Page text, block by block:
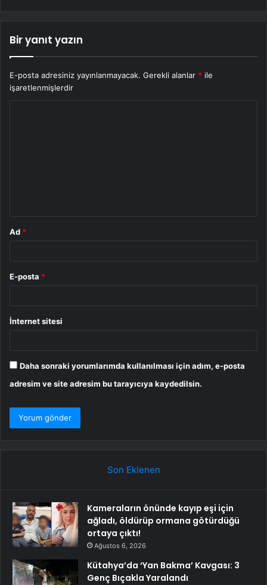
Bir yanıt yazın
E-posta adresiniz yayınlanmayacak. Gerekli alanlar * ile
işaretlenmişlerdir
Ad *
E-posta *
İnternet sitesi
Daha sonraki yorumlarımda kullanılması için adım, e-posta
adresim ve site adresim bu tarayıcıya kaydedilsin.
Son Eklenen
Kameraların önünde kayıp eşi için
ağladı, öldürüp ormana götürdüğü
ortaya çıktı!
Ağustos 6, 2026
Kütahya’da ‘Yan Bakma’ Kavgası: 3
Genç Bıçakla Yaralandı